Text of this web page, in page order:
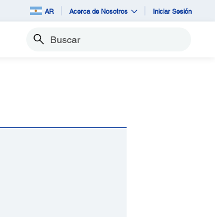
AR Acerca de Nosotros Iniciar Sesión
Buscar